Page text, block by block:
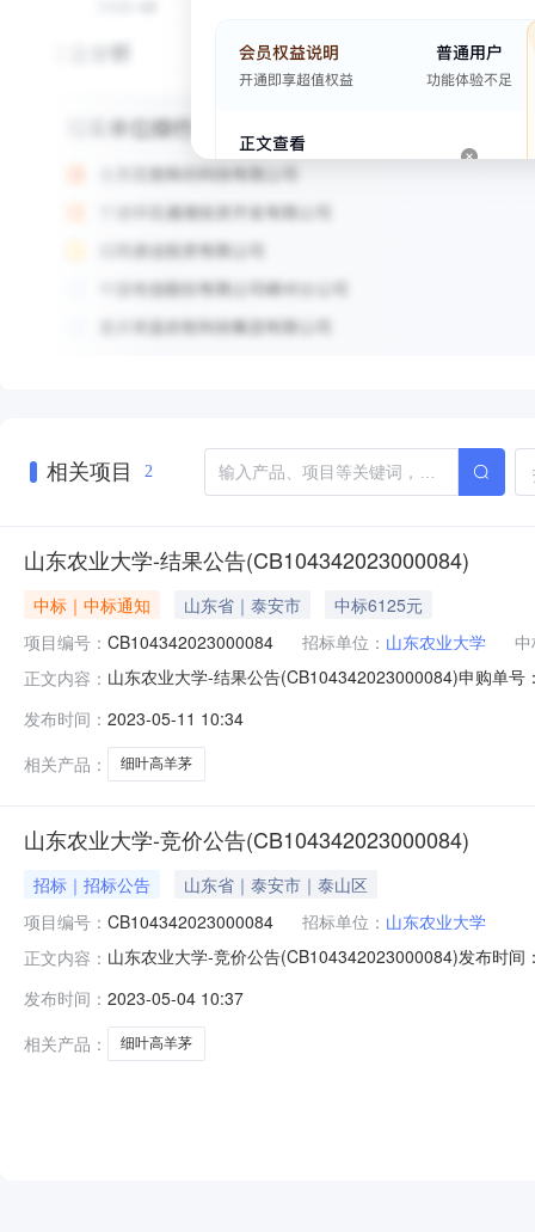
相关项目 2
山东农业大学-结果公告(CB104342023000084)
中标｜中标通知 山东省｜泰安市
中标6125元
项目编号： CB104342023000084 招标单位： 山东农业大学
正文内容： 山东农业大学-结果公告(CB104342023000084)申购单
注说明：供应商应按照采购人提供的品牌、型号、产地
发布时间： 2023-05-11 10:34
相关产品：
细叶高羊茅
山东农业大学-竞价公告(CB104342023000084)
招标｜招标公告
山东省｜泰安市｜泰山区
项目编号： CB104342023000084 招标单位： 山东农业大学
正文内容： 山东农业大学-竞价公告(CB104342023000084)发布时
类型：增值税普通发票币种：人民币预算：******付款方
发布时间： 2023-05-04 10:37
相关产品：
细叶高羊茅